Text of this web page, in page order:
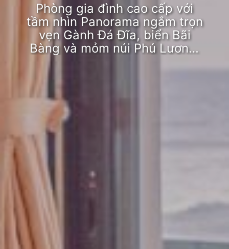
Phòng gia đình cao cấp với
tầm nhìn Panorama ngắm trọn
vẹn Gành Đá Đĩa, biển Bãi
Bàng và mỏm núi Phú Lương.
Phòng gồm 1 giường lớn có
tầm nhìn bao quát và có thể
đón bình minh lên mỗi sáng,
kèm một khu xép dành cho trẻ
em. Ngoài ra, phòng tắm với
bồn tắm có thể vừa tắm vừa
ngắm biển cũng được xem là